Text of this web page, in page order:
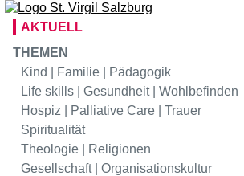
AKTUELL
THEMEN
Kind | Familie | Pädagogik
Life skills | Gesundheit | Wohlbefinden
Hospiz | Palliative Care | Trauer
Spiritualität
Theologie | Religionen
Gesellschaft | Organisationskultur